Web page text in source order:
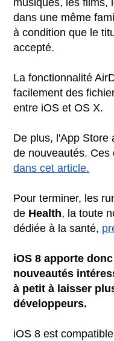
dans une même
à condition que le
accepté.
La fonctionnalité
facilement des
entre iOS et OS X.
De plus, l'App Store
de nouveautés.
dans cet article.
Pour terminer, les
de Health, la toute
dédiée à la santé,
iOS 8 apporte
nouveautés
à petit à laisser
développeurs.
iOS 8 est